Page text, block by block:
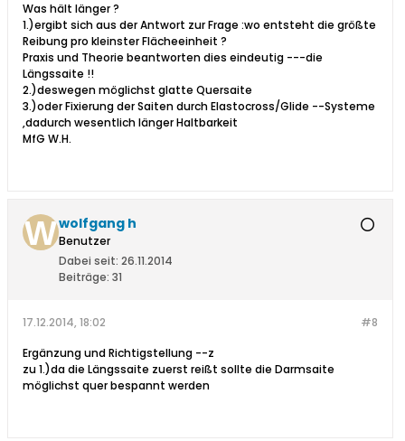
Was hält länger ?
1.)ergibt sich aus der Antwort zur Frage :wo entsteht die größte
Reibung pro kleinster Flächeeinheit ?
Praxis und Theorie beantworten dies eindeutig ---die
Längssaite !!
2.)deswegen möglichst glatte Quersaite
3.)oder Fixierung der Saiten durch Elastocross/Glide --Systeme
,dadurch wesentlich länger Haltbarkeit
MfG W.H.
wolfgang h
Benutzer
Dabei seit: 26.11.2014
Beiträge: 31
#8
17.12.2014, 18:02
Ergänzung und Richtigstellung --z
zu 1.)da die Längssaite zuerst reißt sollte die Darmsaite
möglichst quer bespannt werden